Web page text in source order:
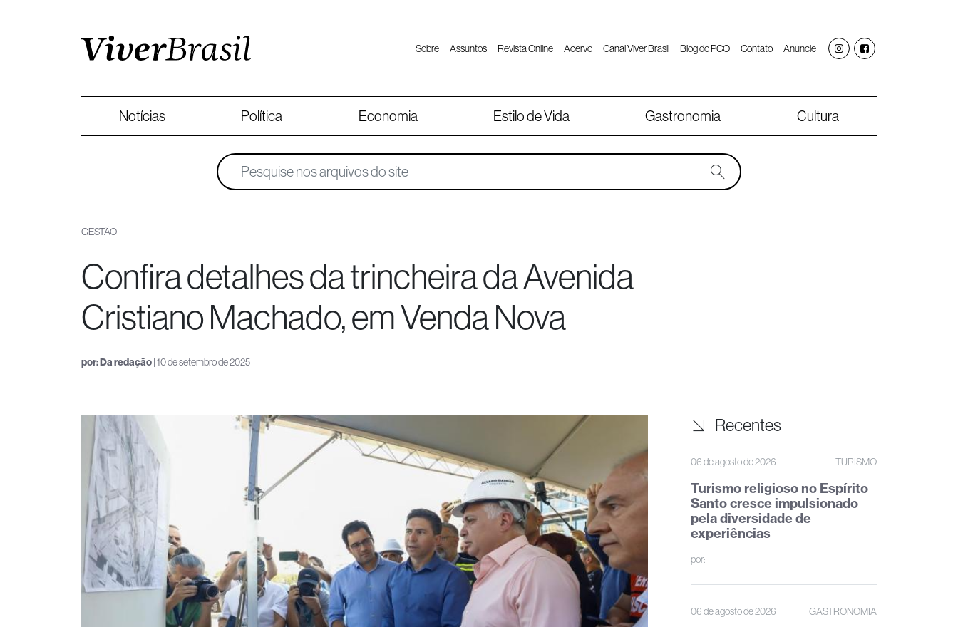
Sobre Assuntos Revista Online Acervo Canal Viver Brasil Blog do PCO Contato Anuncie
Notícias Política Economia Estilo de Vida Gastronomia Cultura
GESTÃO
Confira detalhes da trincheira da Avenida
Cristiano Machado, em Venda Nova
por:Da redação| 10 de setembro de 2025
Recentes
06 de agosto de 2026 TURISMO
Turismo religioso no Espírito
Santo cresce impulsionado
pela diversidade de
experiências
por:
06 de agosto de 2026 GASTRONOMIA